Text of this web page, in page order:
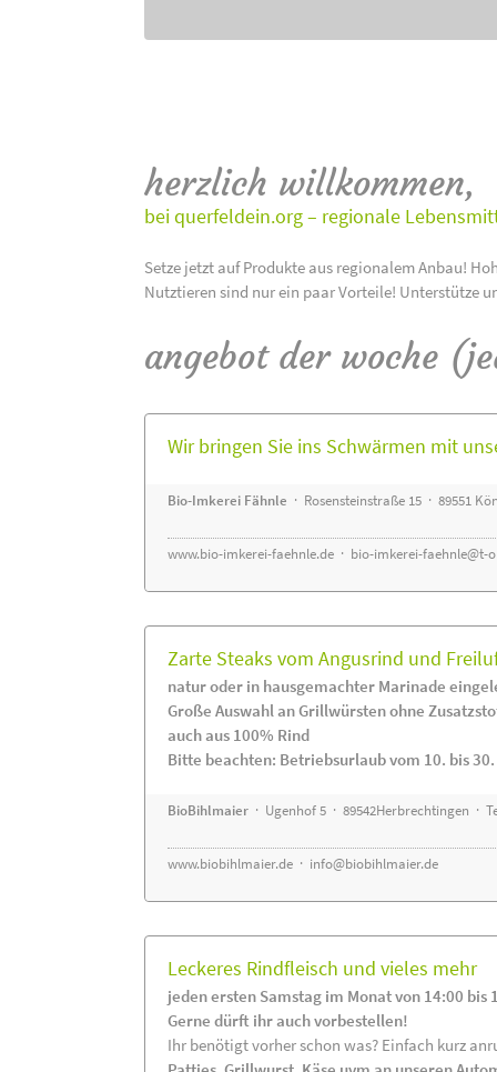
herzlich willkommen,
bei querfeldein.org – regionale
Setze jetzt auf Produkte aus regionalem Anbau!
Nutztieren sind nur ein paar Vorteile! Unterstütze
angebot der woche
Wir bringen Sie ins Schwärmen mit
Bio-Imkerei Fähnle · Rosensteinstraße 15 · 89551
www.bio-imkerei-faehnle.de · bio-imkerei-faehnle@t-
Zarte Steaks vom Angusrind und
natur oder in hausgemachter Marinade
Große Auswahl an Grillwürsten ohne
auch aus 100% Rind
Bitte beachten: Betriebsurlaub vom 10. bis
BioBihlmaier · Ugenhof 5 · 89542Herbrechtingen ·
www.biobihlmaier.de · info@biobihlmaier.de
Leckeres Rindfleisch und vieles mehr
jeden ersten Samstag im Monat von 14:00 bis
Gerne dürft ihr auch vorbestellen!
Ihr benötigt vorher schon was? Einfach kurz